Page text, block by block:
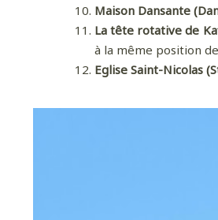
Maison Dansante
La tête rotative de
à la même position
Eglise Saint-Nicolas